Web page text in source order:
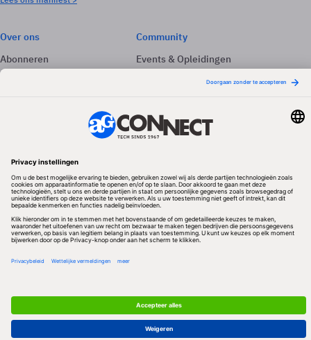
Over ons
Abonneren
Adverteren
Community
Events & Opleidingen
Volg ons
Redactionele partner
Algemene Voorwaarden & Copyrights